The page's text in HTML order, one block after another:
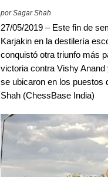
por Sagar Shah
27/05/2019 – Este fin de
Karjakin en la destilería
conquistó otra triunfo más
victoria contra Vishy
se ubicaron en los puestos
Shah (ChessBase India)